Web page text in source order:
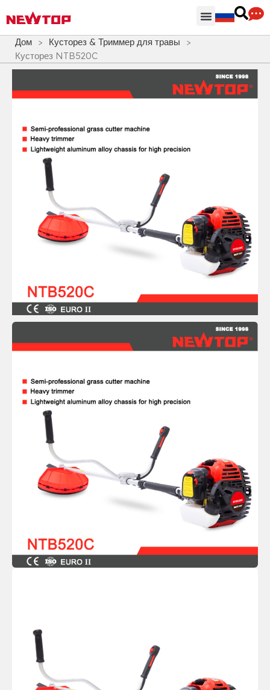
Дом > Кусторез & Триммер для травы
>
Кусторез NTB520C